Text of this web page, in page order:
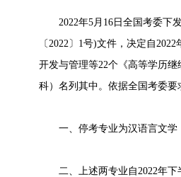
2022年5月16日全国考委下发
〔2022〕1号)文件，决定自
开发与管理等22个《高等学历
科）名列其中。依据全国考委
一、停考专业为汉语言文学（
二、上述两专业自2022年下